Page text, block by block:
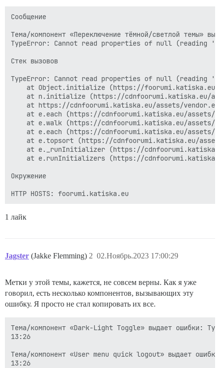
Сообщение
Тема/компонент «Переключение тёмной/светлой темы»
TypeError: Cannot read properties of null (reading
Стек вызовов
TypeError: Cannot read properties of null (reading
at Object.initialize (https://
at n.initialize (https://cdnfoorumi.katiska.eu/
at https://cdnfoorumi.katiska.eu/assets/
at e.each (https://cdnfoorumi.katiska.eu/
at e.walk (https://cdnfoorumi.katiska.eu/
at e.each (https://cdnfoorumi.katiska.eu/
at e.topsort (https://cdnfoorumi.katiska.eu/
at e._runInitializer (https://
at e.runInitializers (https://
Окружение
1 лайк
Jagster (Jakke Flemming) 02.Ноябрь.2023 17:00:29
2
Метки у этой темы, кажется, не совсем верны. Как я уже
говорил, есть несколько компонентов, вызывающих эту
ошибку. Я просто не стал копировать их все.
Тема/компонент «Dark-Light Toggle» выдает
13:26
Тема/компонент «User menu quick logout» выдает
13:26